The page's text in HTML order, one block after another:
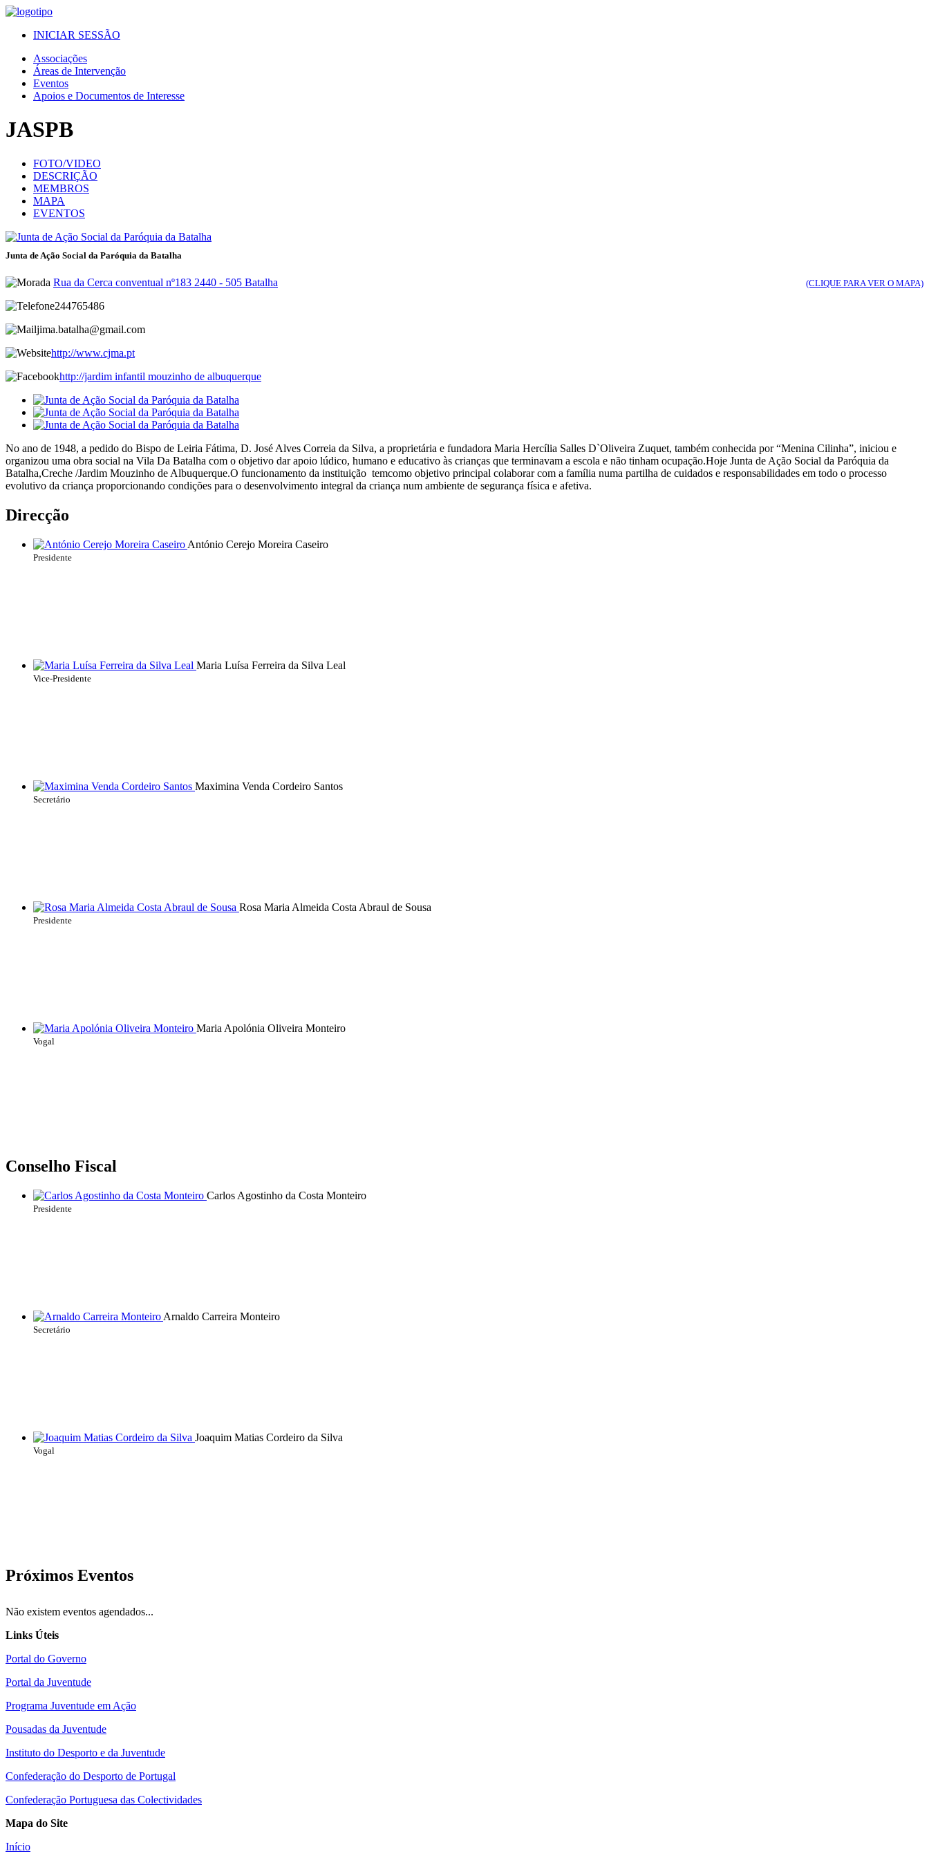
INICIAR SESSÃO
Associações
Áreas de Intervenção
Eventos
Apoios e Documentos de Interesse
JASPB
FOTO/VIDEO
DESCRIÇÃO
MEMBROS
MAPA
EVENTOS
Junta de Ação Social da Paróquia da Batalha
Rua da Cerca conventual nº183 2440 - 505 Batalha (CLIQUE PARA VER O MAPA)
244765486
jima.batalha@gmail.com
http://www.cjma.pt
http://jardim infantil mouzinho de albuquerque
No ano de 1948, a pedido do Bispo de Leiria Fátima, D. José Alves Correia da Silva, a proprietária e fundadora Maria Hercília Salles D`Oliveira Zuquet, também conhecida por “Menina Cilinha”, iniciou e
organizou uma obra social na Vila Da Batalha com o objetivo dar apoio lúdico, humano e educativo às crianças que terminavam a escola e não tinham ocupação.Hoje Junta de Ação Social da Paróquia da
Batalha,Creche /Jardim Mouzinho de Albuquerque.O funcionamento da instituição temcomo objetivo principal colaborar com a família numa partilha de cuidados e responsabilidades em todo o processo
evolutivo da criança proporcionando condições para o desenvolvimento integral da criança num ambiente de segurança física e afetiva.
Direcção
António Cerejo Moreira Caseiro
Presidente
Maria Luísa Ferreira da Silva Leal
Vice-Presidente
Maximina Venda Cordeiro Santos
Secretário
Rosa Maria Almeida Costa Abraul de Sousa
Presidente
Maria Apolónia Oliveira Monteiro
Vogal
Conselho Fiscal
Carlos Agostinho da Costa Monteiro
Presidente
Arnaldo Carreira Monteiro
Secretário
Joaquim Matias Cordeiro da Silva
Vogal
Próximos Eventos
Não existem eventos agendados...
Links Úteis
Portal do Governo
Portal da Juventude
Programa Juventude em Ação
Pousadas da Juventude
Instituto do Desporto e da Juventude
Confederação do Desporto de Portugal
Confederação Portuguesa das Colectividades
Mapa do Site
Início